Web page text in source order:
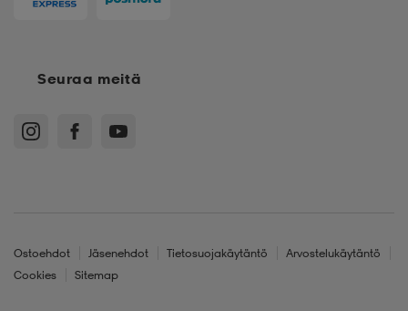
Seuraa meitä
Ostoehdot Jäsenehdot Tietosuojakäytäntö
Arvostelukäytäntö
Cookies
Sitemap